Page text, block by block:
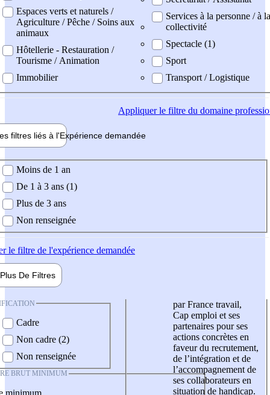
Espaces verts et naturels /
Agriculture / Pêche / Soins aux
animaux
Hôtellerie - Restauration /
Tourisme / Animation
Immobilier
Services à la personne / à la
collectivité
Spectacle (1)
Sport
Transport / Logistique
Appliquerle filtre du domaine
filtres liés à l'Expérience demandée
demandée
Moins de 1 an
De 1 à 3 ans (1)
Plus de 3 ans
Non renseignée
le filtre de l'expérience demandée
Plus De Filtres
Cadre
Non cadre (2)
Non renseignée
BRUT MINIMUM
minimum
par France travail,
Cap emploi et ses
partenaires pour ses
actions concrètes en
faveur du recrutement,
de l’intégration et de
l’accompagnement de
ses collaborateurs en
situation de handicap.